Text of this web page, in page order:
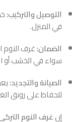
التوصيل والتركيب:
في المنزل.
الضمان:غرف النوم
سواء في الخشب أو
الصيانة والتجديد:
للحفاظ على رونق
إنغرف النوم